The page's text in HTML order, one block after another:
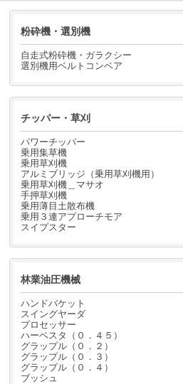
粉砕機・選別機
自走式粉砕機・ガラクシー
選別機用ベルトコンベア
チッパー・草刈
パワーチッパー
乗用集草機
乗用草刈機
アルミブリッジ（乗用草刈機用）
乗用草刈機＿マサオ
手押草刈機
乗用薄目土散布機
乗用３連アプローチモア
スイプスター
林業油圧機械
ハンドバケット
スイングヤーダ
プロセッサー
ハーベスタ（０．４５）
グラップル（０．２）
グラップル（０．３）
グラップル（０．４）
ブッシュ